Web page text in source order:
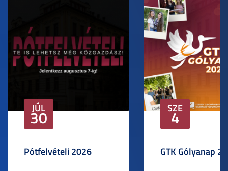
JÚL
30
Pótfelvételi 2026
SZE
4
GTK Gólyanap